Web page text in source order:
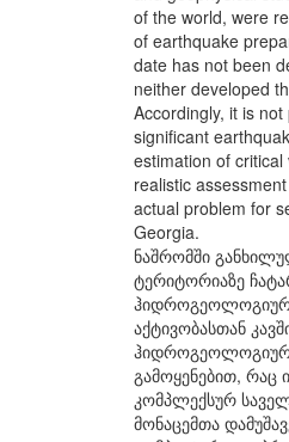
of the world, were
of earthquake
date has not been
neither developed
Accordingly, it is
significant
estimation of
realistic
actual problem for
Georgia.
ნაშრომში
ტერიტორიაზე
აქტივობასთან
გამოყენებით,
კომპლექსურ
მონაცემთა